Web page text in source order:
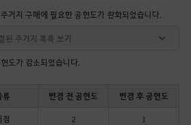
거지 구매에 필요한 공헌도가 완화되었습니다.
된 주거지 목록 보기
도가 감소되었습니다.
류 변경 전 공헌도 변경 후 공헌도
점 2 1